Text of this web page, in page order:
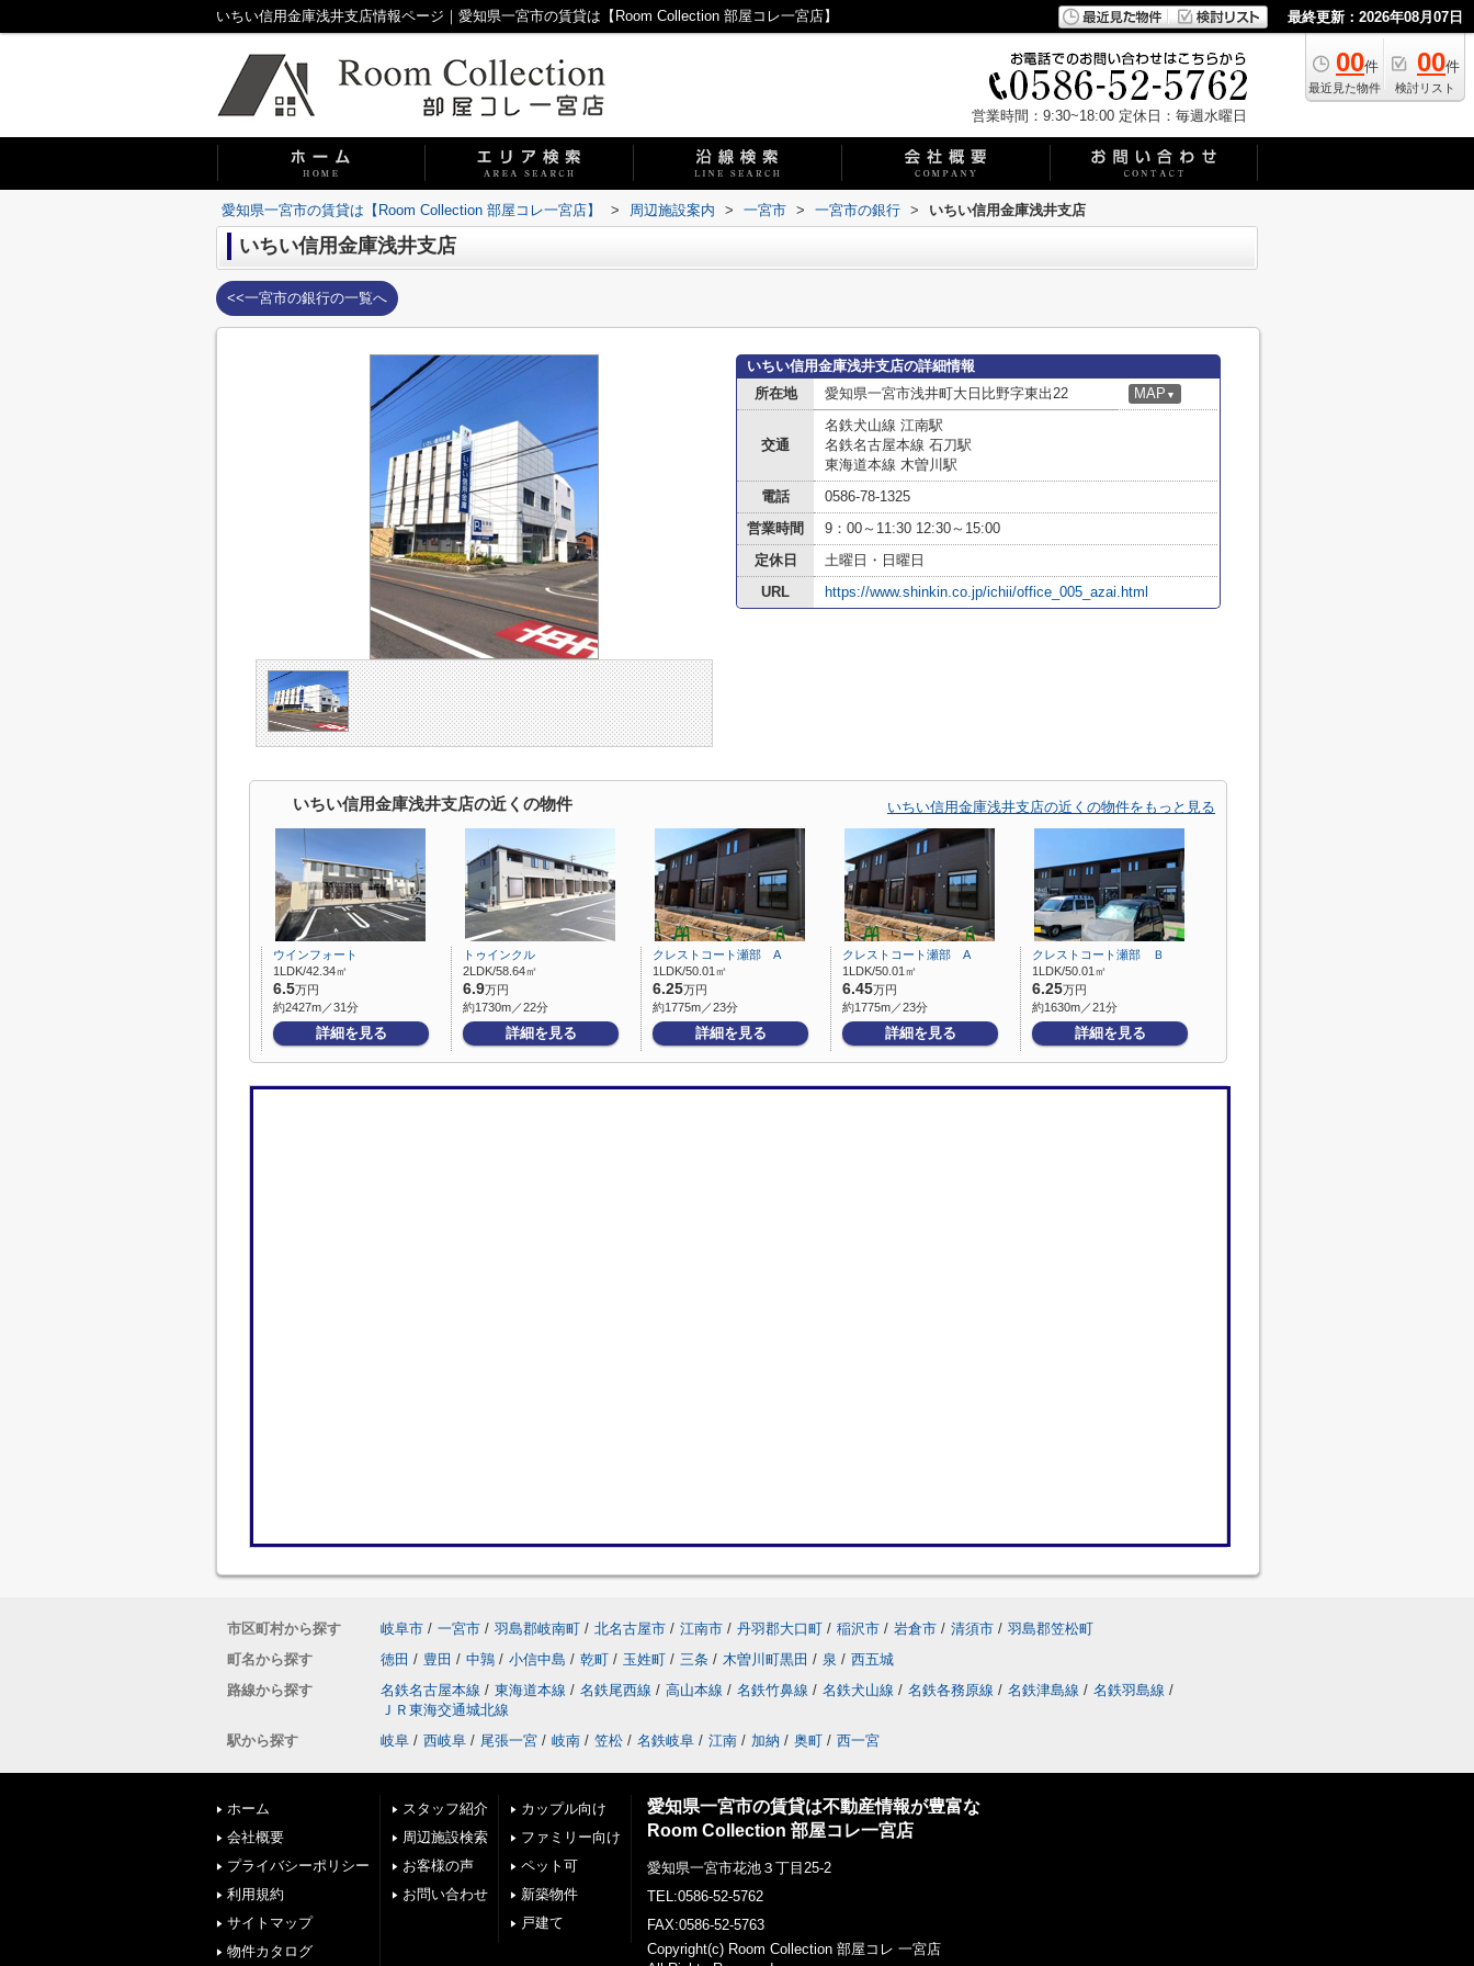
いちい信用金庫浅井支店情報ページ｜愛知県一宮市の賃貸は【Room Collection 部屋コレ一宮店】 最終更新：2026年08月07日
00件
最近見た物件
00件
検討リスト
営業時間：9:30~18:00 定休日：毎週水曜日
愛知県一宮市の賃貸は【Room Collection 部屋コレ一宮店】 > 周辺施設案内 > 一宮市 > 一宮市の銀行 > いちい信用金庫浅井支店
いちい信用金庫浅井支店
<<一宮市の銀行の一覧へ
いちい信用金庫浅井支店の詳細情報
所在地
愛知県一宮市浅井町大日比野字東出22 MAP ▼
交通
名鉄犬山線 江南駅
名鉄名古屋本線 石刀駅
東海道本線 木曽川駅
電話
0586-78-1325
営業時間
9：00～11:30 12:30～15:00
定休日
土曜日・日曜日
URL
https://www.shinkin.co.jp/ichii/office_005_azai.html
いちい信用金庫浅井支店の近くの物件 いちい信用金庫浅井支店の近くの物件をもっと見る
ウインフォート
1LDK/42.34㎡
6.5万円
約2427m／31分
詳細を見る
トゥインクル
2LDK/58.64㎡
6.9万円
約1730m／22分
詳細を見る
クレストコート瀬部 A
1LDK/50.01㎡
6.25万円
約1775m／23分
詳細を見る
クレストコート瀬部 A
1LDK/50.01㎡
6.45万円
約1775m／23分
詳細を見る
クレストコート瀬部 Ｂ
1LDK/50.01㎡
6.25万円
約1630m／21分
詳細を見る
市区町村から探す 岐阜市 / 一宮市 / 羽島郡岐南町 / 北名古屋市 / 江南市 / 丹羽郡大口町 / 稲沢市 / 岩倉市 / 清須市 / 羽島郡笠松町
町名から探す
徳田 / 豊田 / 中鶉 / 小信中島 / 乾町 / 玉姓町 / 三条 / 木曽川町黒田 / 泉 / 西五城
路線から探す
名鉄名古屋本線 / 東海道本線 / 名鉄尾西線 / 高山本線 / 名鉄竹鼻線 / 名鉄犬山線 / 名鉄各務原線 / 名鉄津島線 / 名鉄羽島線 /
ＪＲ東海交通城北線
駅から探す
岐阜 / 西岐阜 / 尾張一宮 / 岐南 / 笠松 / 名鉄岐阜 / 江南 / 加納 / 奥町 / 西一宮
ホーム
会社概要
プライバシーポリシー
利用規約
サイトマップ
物件カタログ
スタッフ紹介
周辺施設検索
お客様の声
お問い合わせ
カップル向け
ファミリー向け
ペット可
新築物件
戸建て
愛知県一宮市の賃貸は不動産情報が豊富な
Room Collection 部屋コレ一宮店
愛知県一宮市花池３丁目25-2
TEL:0586-52-5762
FAX:0586-52-5763
Copyright(c) Room Collection 部屋コレ 一宮店